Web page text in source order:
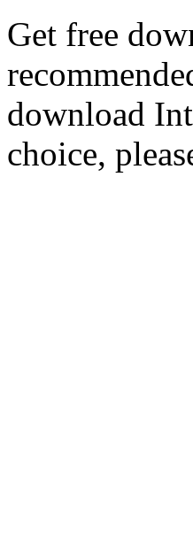
Get free
download
choice,